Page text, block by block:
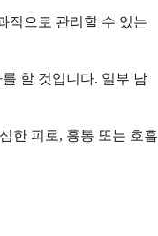
적으로 관리할 수 있는
할 것입니다. 일부 남
한 피로, 흉통 또는 호흡